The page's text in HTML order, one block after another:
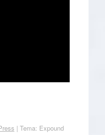
| Tema: Expound